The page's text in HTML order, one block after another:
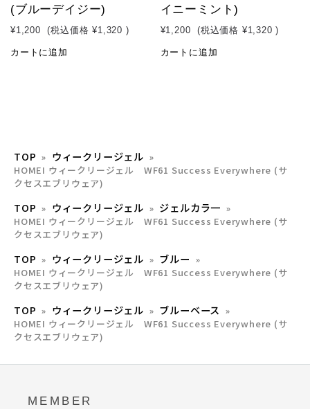
(ブルーデイジー)
¥1,200 (税込価格 ¥1,320 )
カートに追加
イニーミント)
¥1,200 (税込価格 ¥1,320 )
カートに追加
TOP ウィークリージェル
HOMEI ウィークリージェル WF61 Success Everywhere (サ
クセスエブリウェア)
TOP ウィークリージェル ジェルカラ一
HOMEI ウィークリージェル WF61 Success Everywhere (サ
クセスエブリウェア)
TOP ウィークリージェル ブルー
HOMEI ウィークリージェル WF61 Success Everywhere (サ
クセスエブリウェア)
TOP ウィークリージェル ブルーベース
HOMEI ウィークリージェル WF61 Success Everywhere (サ
クセスエブリウェア)
MEMBER